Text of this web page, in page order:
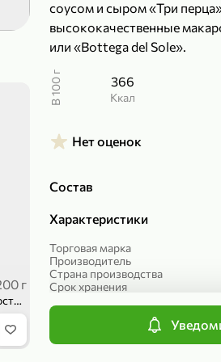
г
Сыр 45% «Сырзавод №1» Костромской, 200 г
соусом и сыром «Три
высококачественные
или «Bottega del Sole».
В 100 г 366
ккал
Нет оценок
Состав
Характеристики
Торговая марка
Производитель
Страна производства
Срок хранения
Артикул
Вид сыра
300 г
fruit» резаное, 300 г
149,99
199,99 ₽
В
₽ 59,99